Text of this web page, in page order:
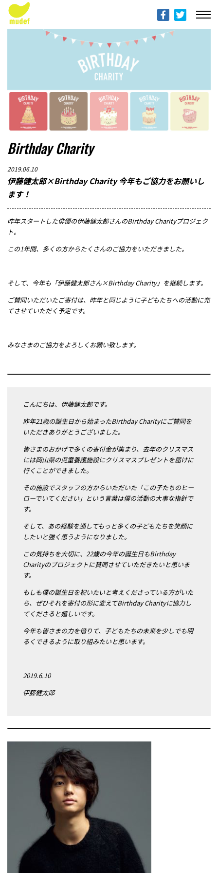
ABOUT mudef（Rhythmedia Foundation）
mudef（リズメディアファンデーション）について
PROFILES
団体概要
PROJECTS & ACTITIVIES
プロジェクト
DONATION
寄付のご案内
活動報告
MESSAGE
メッセージ
Birthday Charity
2019.06.10
伊藤健太郎×Birthday Charity 今年もご協力をお願いし
ます！
昨年スタートした俳優の伊藤健太郎さんのBirthday Charityプロジェク
ト。
この1年間、多くの方からたくさんのご協力をいただきました。
そして、今年も「伊藤健太郎さん×Birthday Charity」を継続します。
ご賛同いただいたご寄付は、昨年と同じように子どもたちへの活動に充
てさせていただく予定です。
みなさまのご協力をよろしくお願い致します。
こんにちは、伊藤健太郎です。
昨年21歳の誕生日から始まったBirthday Charityにご賛同を
いただきありがとうございました。
皆さまのおかげで多くの寄付金が集まり、去年のクリスマス
には岡山県の児童養護施設にクリスマスプレゼントを届けに
行くことができました。
その施設でスタッフの方からいただいた「この子たちのヒー
ローでいてください」という言葉は僕の活動の大事な指針で
す。
そして、あの経験を通してもっと多くの子どもたちを笑顔に
したいと強く思うようになりました。
この気持ちを大切に、22歳の今年の誕生日もBirthday
Charityのプロジェクトに賛同させていただきたいと思いま
す。
もしも僕の誕生日を祝いたいと考えくださっている方がいた
ら、ぜひそれを寄付の形に変えてBirthday Charityに協力し
てくださると嬉しいです。
今年も皆さまの力を借りて、子どもたちの未来を少しでも明
るくできるように取り組みたいと思います。
2019.6.10
伊藤健太郎